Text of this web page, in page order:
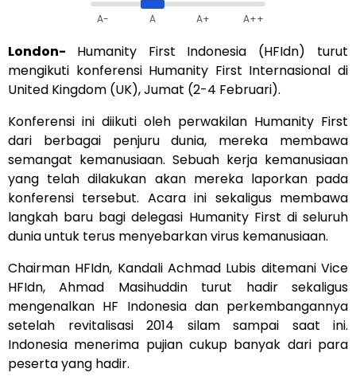
A- A A+ A++
London- Humanity First Indonesia (HFIdn) turut
mengikuti konferensi Humanity First Internasional di
United Kingdom (UK), Jumat (2-4 Februari).
Konferensi ini diikuti oleh perwakilan Humanity First
dari berbagai penjuru dunia, mereka membawa
semangat kemanusiaan. Sebuah kerja kemanusiaan
yang telah dilakukan akan mereka laporkan pada
konferensi tersebut. Acara ini sekaligus membawa
langkah baru bagi delegasi Humanity First di seluruh
dunia untuk terus menyebarkan virus kemanusiaan.
Chairman HFIdn, Kandali Achmad Lubis ditemani Vice
HFIdn, Ahmad Masihuddin turut hadir sekaligus
mengenalkan HF Indonesia dan perkembangannya
setelah revitalisasi 2014 silam sampai saat ini.
Indonesia menerima pujian cukup banyak dari para
peserta yang hadir.